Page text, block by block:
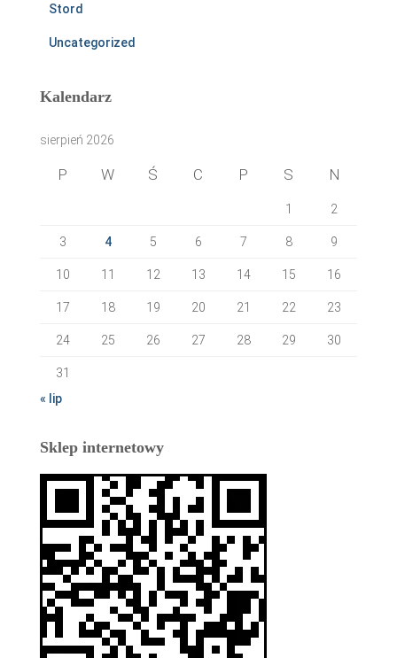
Stord
Uncategorized
Kalendarz
sierpień 2026
P W Ś C P S N
1 2
3 4 5 6 7 8 9
10 11 12 13 14 15 16
17 18 19 20 21 22 23
24 25 26 27 28 29 30
31
« lip
Sklep internetowy